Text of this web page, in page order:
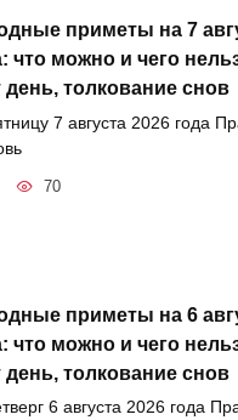
приметы на 7
что можно и чего
день, толкование снов
7 августа 2026 года
70
приметы на 6
что можно и чего
день, толкование снов
6 августа 2026 года